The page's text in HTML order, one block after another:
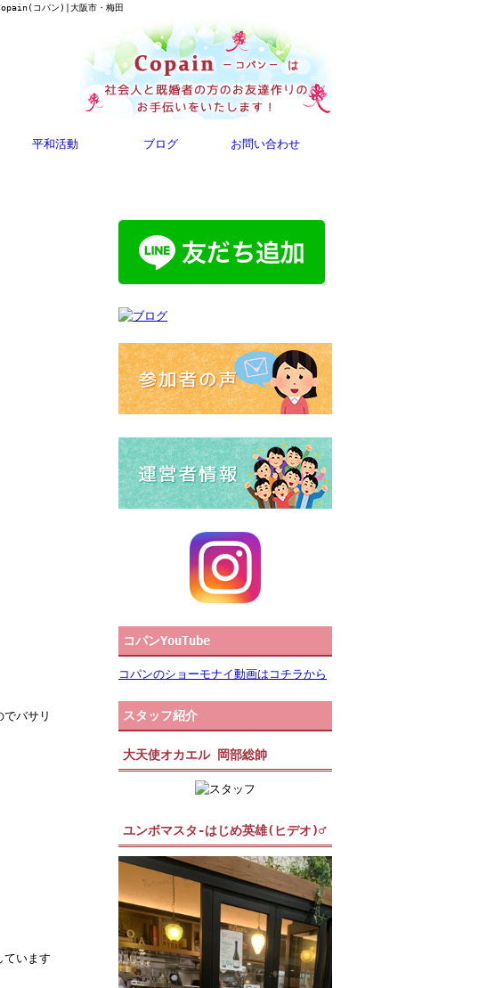
コパン)|大阪市・梅田
平和活動 ブログ お問い合わせ
バサリ
ています
コパンYouTube
コパンのショーモナイ動画はコチラから
スタッフ紹介
大天使オカエル 岡部総帥
ユンボマスタ-はじめ英雄(ヒデオ)♂